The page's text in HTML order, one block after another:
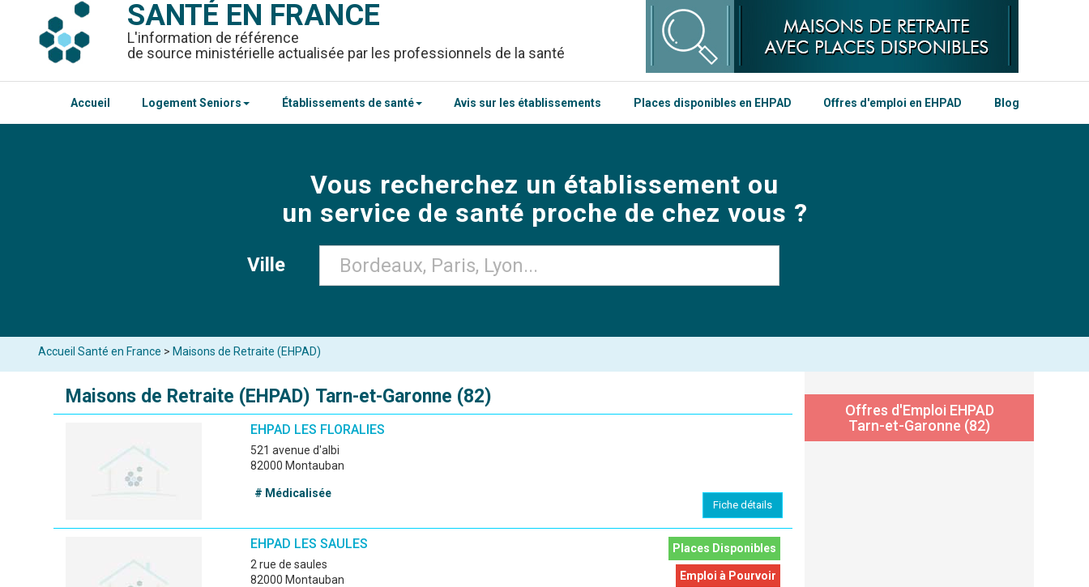
SANTÉ EN FRANCE
L'information de référence
de source ministérielle actualisée par les professionnels de la santé
Accueil Logement Seniors Établissements de santé Avis sur les établissements Places disponibles en EHPAD Offres d'emploi en EHPAD Blog
Vous recherchez un établissement ou
un service de santé proche de chez vous ?
Ville
Accueil Santé en France > Maisons de Retraite (EHPAD)
Maisons de Retraite (EHPAD) Tarn-et-Garonne (82)
EHPAD LES FLORALIES
521 avenue d'albi
82000 Montauban
# Médicalisée
Fiche détails
EHPAD LES SAULES
2 rue de saules
82000 Montauban
Places Disponibles
Emploi à Pourvoir
Offres d'Emploi EHPAD
Tarn-et-Garonne (82)